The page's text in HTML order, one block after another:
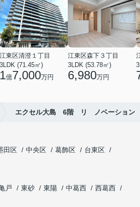
江東区清澄１丁目
3LDK (71.45㎡)
1億7,000万円
江東区森下３丁目
3LDK (53.78㎡)
6,980万円
エクセル大島 6階 リ ノベーション
田区 中央区 葛飾区
台東区
戸 東砂 東陽 中葛西
西葛西